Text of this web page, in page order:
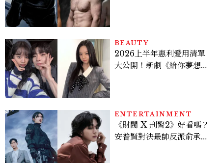
BEAUTY
2026上半年惠利愛用清單
大公開！新劇《給你夢想》
ENTERTAINMENT
《財閥 X 刑警2》好看嗎？
安普賢對決最帥反派俞承